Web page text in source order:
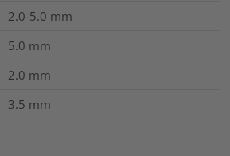
2.0-5.0 mm
5.0 mm
2.0 mm
3.5 mm